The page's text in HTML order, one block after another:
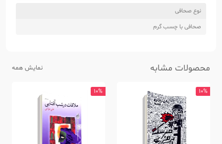
نوع صحافی
صحافی با چسب گرم
محصولات مشابه نمایش همه
10%
10%